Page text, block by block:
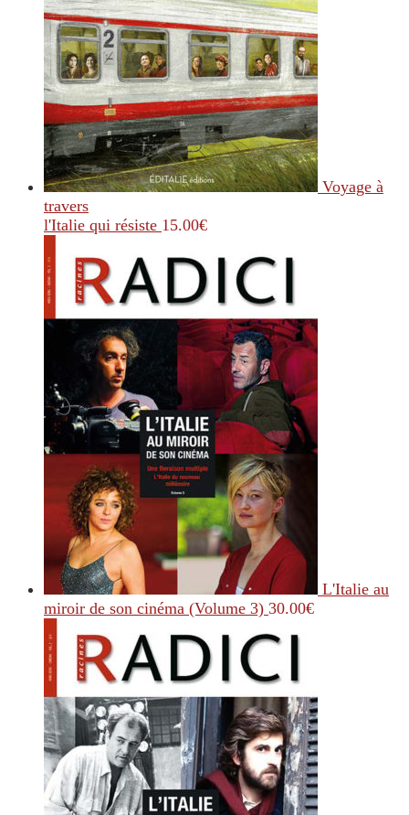
Voyage à
travers
l'Italie qui résiste 15.00€
L'Italie au
miroir de son cinéma (Volume 3) 30.00€